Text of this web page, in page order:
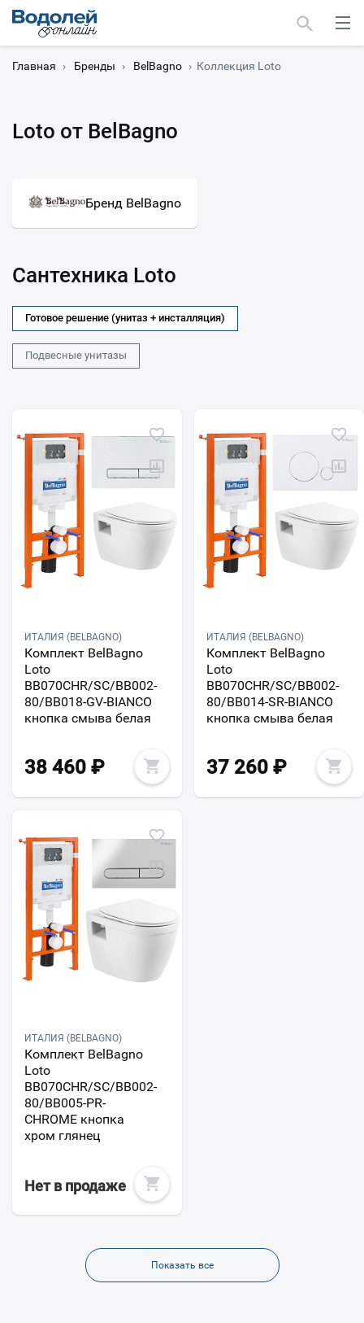
Главная › Бренды › BelBagno › Коллекция Loto
Loto от BelBagno
Бренд BelBagno
Сантехника Loto
Готовое решение (унитаз + инсталляция)
Подвесные унитазы
ИТАЛИЯ (BELBAGNO)
Комплект BelBagno
Loto
BB070CHR/SC/BB002-
80/BB018-GV-BIANCO
кнопка смыва белая
38 460 ₽
ИТАЛИЯ (BELBAGNO)
Комплект BelBagno
Loto
BB070CHR/SC/BB002-
80/BB014-SR-BIANCO
кнопка смыва белая
37 260 ₽
ИТАЛИЯ (BELBAGNO)
Комплект BelBagno
Loto
BB070CHR/SC/BB002-
80/BB005-PR-
CHROME кнопка
хром глянец
Нет в продаже
Показать все